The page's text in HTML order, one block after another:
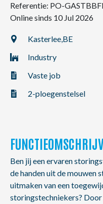
Referentie: PO-
Online sinds 10 Jul 2026
Kasterlee,BE
Industry
Vaste job
2-ploegenstelsel
Ben jij een ervaren
de handen uit de mouwen
uitmaken van een
storingstechniekers?